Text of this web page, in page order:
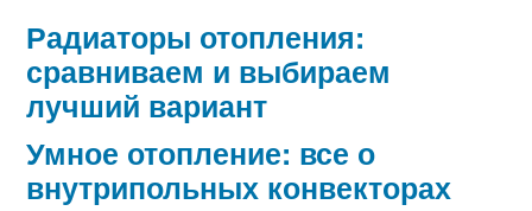
Радиаторы отопления:
сравниваем и выбираем
лучший вариант
Умное отопление: все о
внутрипольных конвекторах